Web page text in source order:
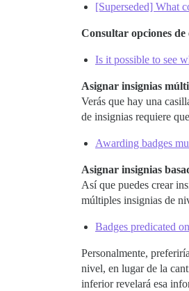
[Superseded] What
Consultar opciones de
Is it possible to see
Asignar insignias
Verás que hay una
de insignias requiere
Awarding badges
Asignar insignias
Así que puedes crear
múltiples insignias de
Badges predicated
Personalmente,
nivel, en lugar de la
inferior revelará esa